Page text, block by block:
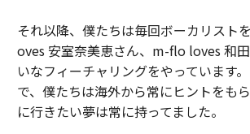
それ以降、僕たちは毎回ボーカリスト
oves 安室奈美恵さん、m-flo loves 和
いなフィーチャリングをやっています
で、僕たちは海外から常にヒントをも
に行きたい夢は常に持ってました。